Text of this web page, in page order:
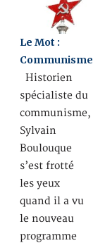
Le Mot :
Communisme
Historien
spécialiste du
communisme,
Sylvain
Boulouque
s’est frotté
les yeux
quand il a vu
le nouveau
programme